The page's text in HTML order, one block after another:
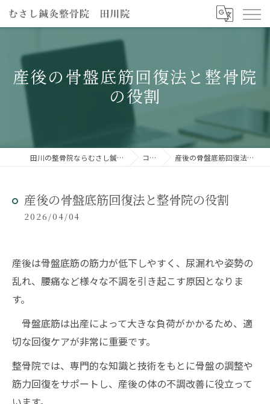
産後の骨盤底筋回復法と整骨院
の役割
田川の整骨院ならむさし鍼灸整骨院 田川院 コラム 産後の骨盤底筋回復法と整骨院の役割
産後の骨盤底筋回復法と整骨院の役割
2026/04/04
産後は骨盤底筋の筋力が低下しやすく、尿漏れや姿勢の
乱れ、腰痛など様々な不調を引き起こす原因となりま
す。
骨盤底筋は出産によって大きな負荷がかかるため、適
切な回復ケアが非常に重要です。
整骨院では、専門的な知識と技術をもとに骨盤の調整や
筋力回復をサポートし、産後の体の不調改善に役立って